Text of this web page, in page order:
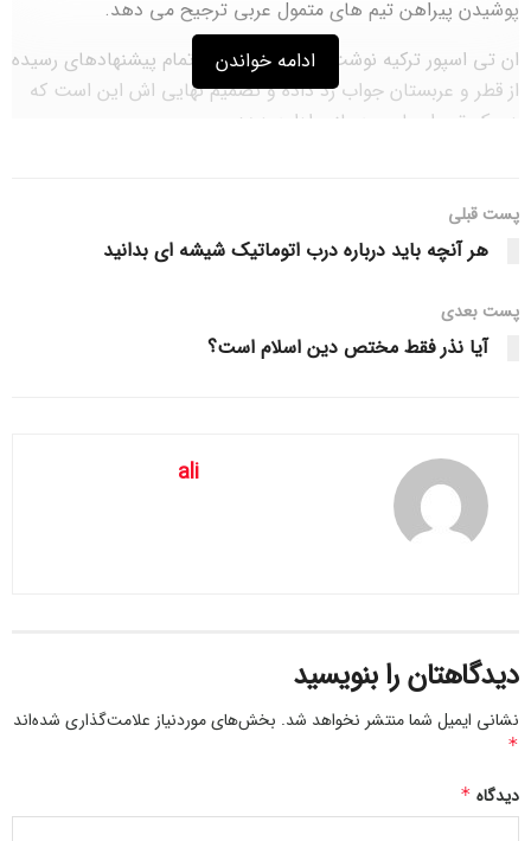
پوشیدن پیراهن تیم های متمول عربی ترجیح می دهد.
ان تی اسپور ترکیه نوشت: مهدی طارمی به تمام پیشنهادهای رسیده
از قطر و عربستان جواب رد داده و تصمیم نهایی اش این است که
در یک تیم اروپایی به بازی ادامه دهد.
به نوشته این رسانه ترک، طارمی پیش از این هم ثابت کرده بود در
انتخاب تیم نگاه مالی ندارد و پیشرفت در اروپا را به دلارهای نفتی
ترجیح می دهد.
سایت فوتومچ ترکیه نیز پیش از این نوشته بود طارمی از فولام،
ناتینگهام فارست انگلیس و فنرباغچه پیشنهاد دارد اما جدی‌ترین
کیوو را به دست بیاورد و در اینتر بماند، حضور در این رویداد را از
دست داد و نامش در لیست فروش اینتر قرار گرفت.
251256
ادامه خواندن
پست قبلی
هر آنچه باید درباره درب اتوماتیک شیشه ای بدانید
پست‌ بعدی
آیا نذر فقط مختص دین اسلام است؟
ali
دیدگاهتان را بنویسید
نشانی ایمیل شما منتشر نخواهد شد. بخش‌های موردنیاز علامت‌گذاری شده‌اند
*
دیدگاه*